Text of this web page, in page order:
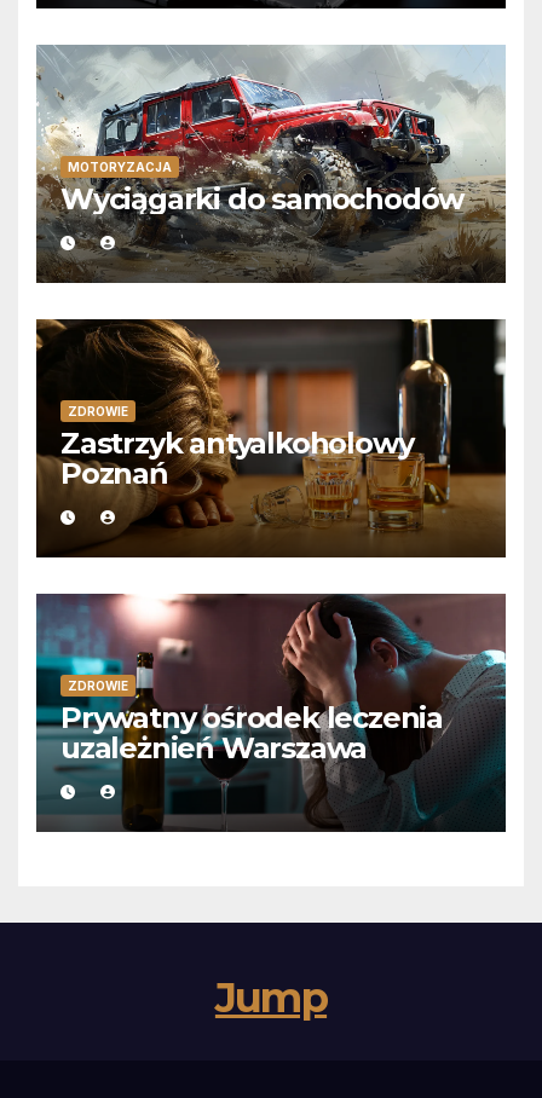
MOTORYZACJA
Wyciągarki do samochodów
ZDROWIE
Zastrzyk antyalkoholowy
Poznań
ZDROWIE
Prywatny ośrodek leczenia
uzależnień Warszawa
Jump